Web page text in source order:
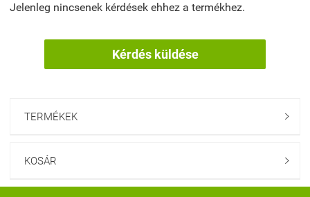
Jelenleg nincsenek kérdések ehhez a termékhez.
Kérdés küldése
TERMÉKEK 
KOSÁR 